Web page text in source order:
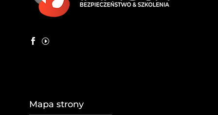
Mapa strony